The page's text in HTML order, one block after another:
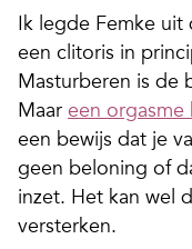
Ik legde Femke
een clitoris in
Masturberen is de
Maar een orgasme
een bewijs dat je
geen beloning of
inzet. Het kan wel
versterken.